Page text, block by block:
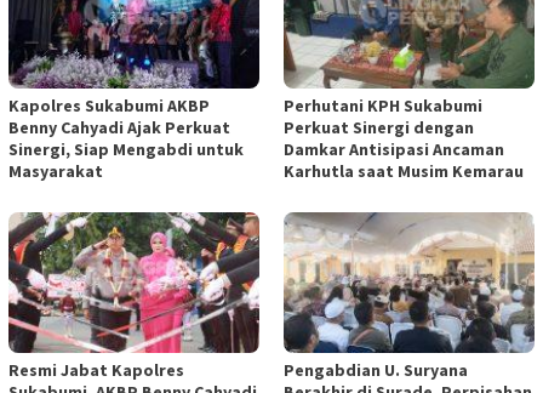
Kapolres Sukabumi AKBP
Benny Cahyadi Ajak Perkuat
Sinergi, Siap Mengabdi untuk
Masyarakat
Perhutani KPH Sukabumi
Perkuat Sinergi dengan
Damkar Antisipasi Ancaman
Karhutla saat Musim Kemarau
Resmi Jabat Kapolres
Pengabdian U. Suryana